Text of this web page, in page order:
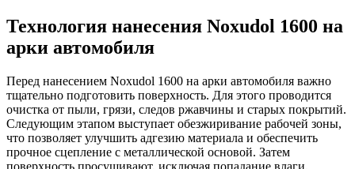
Технология нанесения Noxudol 1600 на
арки автомобиля
Перед нанесением Noxudol 1600 на арки автомобиля важно
тщательно подготовить поверхность. Для этого проводится
очистка от пыли, грязи, следов ржавчины и старых покрытий.
Следующим этапом выступает обезжиривание рабочей зоны,
что позволяет улучшить адгезию материала и обеспечить
прочное сцепление с металлической основой. Затем
поверхность просушивают, исключая попадание влаги,